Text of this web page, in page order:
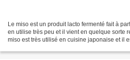
Le miso est un produit lacto fermenté fait à
en utilise très peu et il vient en quelque sorte
miso est très utilisé en cuisine japonaise et il